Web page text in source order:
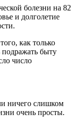
болезни на 82
и долголетие
как только
подражать быту
число
ничего слишком
очень просты.